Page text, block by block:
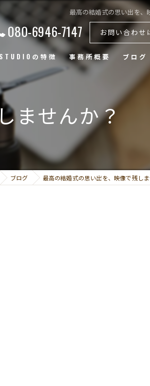
最高の結婚式の思い出を、
080-6946-7147 お問い合わせ
の特徴
ディングムービー
紹介
プロモーション
ン撮影
事務所概要 ブログ
ませんか？
ブログ 最高の結婚式の思い出を、映像で残し